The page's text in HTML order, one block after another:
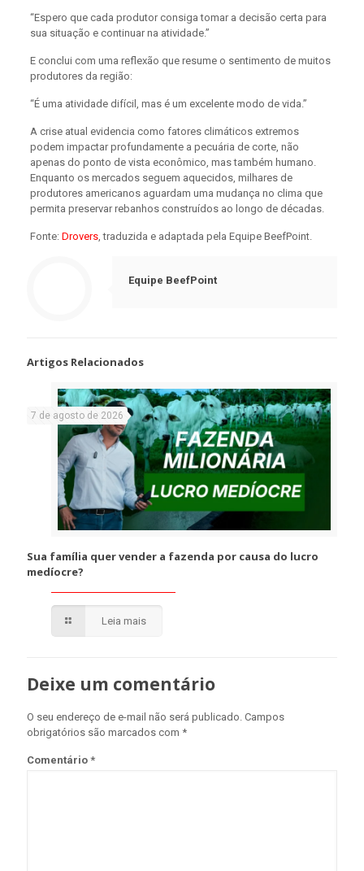
“Espero que cada produtor consiga tomar a decisão certa para
sua situação e continuar na atividade.”
E conclui com uma reflexão que resume o sentimento de muitos
produtores da região:
“É uma atividade difícil, mas é um excelente modo de vida.”
A crise atual evidencia como fatores climáticos extremos
podem impactar profundamente a pecuária de corte, não
apenas do ponto de vista econômico, mas também humano.
Enquanto os mercados seguem aquecidos, milhares de
produtores americanos aguardam uma mudança no clima que
permita preservar rebanhos construídos ao longo de décadas.
Fonte: Drovers, traduzida e adaptada pela Equipe BeefPoint.
Equipe BeefPoint
Artigos Relacionados
7 de agosto de 2026
Sua família quer vender a fazenda por causa do lucro
medíocre?
Leia mais
Deixe um comentário
O seu endereço de e-mail não será publicado. Campos
obrigatórios são marcados com *
Comentário *